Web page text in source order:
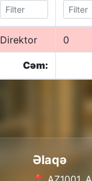
Cəm:
Direktor 0
Əlaqə